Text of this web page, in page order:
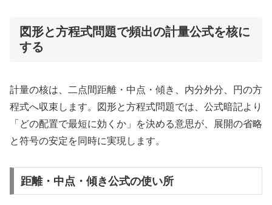
図形と方程式問題で頻出の計量公式を核に
する
計量の核は、二点間距離・中点・傾き、内分外分、円の方
程式へ収束します。図形と方程式問題では、公式暗記より
「どの配置で最短に効くか」を決める意思が、展開の省略
と符号の安定を同時に実現します。
距離・中点・傾き公式の使い所